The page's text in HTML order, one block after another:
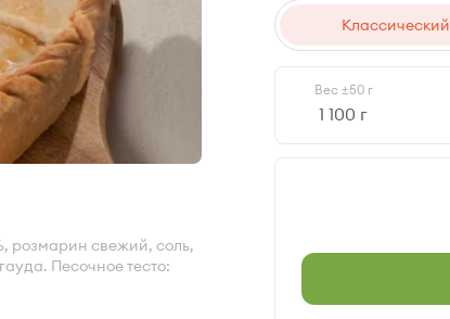
Классический
Вес±50 г
1 100 г
розмарин свежий, соль,
Песочное тесто: